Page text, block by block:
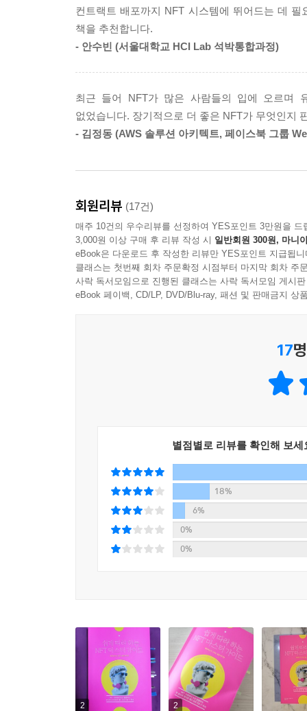
컨트랙트 배포까지 NFT 시스템에 뛰어드는 데
책을 추천합니다.
- 안수빈 (서울대학교 HCI Lab 석박통합과정)
최근 들어 NFT가 많은 사람들의 입에 오르며
없었습니다. 장기적으로 더 좋은 NFT가 무엇인지
- 김정동 (AWS 솔루션 아키텍트, 페이스북 그룹
회원리뷰 (17건)
매주 10건의 우수리뷰를 선정하여 YES포인트 3만원을 드
3,000원 이상 구매 후 리뷰 작성 시 일반회원 300원, 마니
eBook은 다운로드 후 작성한 리뷰만 YES포인트 지급됩니
클래스는 첫번째 회차 주문확정 시점부터 마지막 회차 주
사락 독서모임으로 진행된 클래스는 사락 독서모임 게시
eBook 페이백, CD/LP, DVD/Blu-ray, 패션 및 판매금지 상
17
별점별로 리뷰를 확인해 보세
18%
6%
0%
0%
2 2